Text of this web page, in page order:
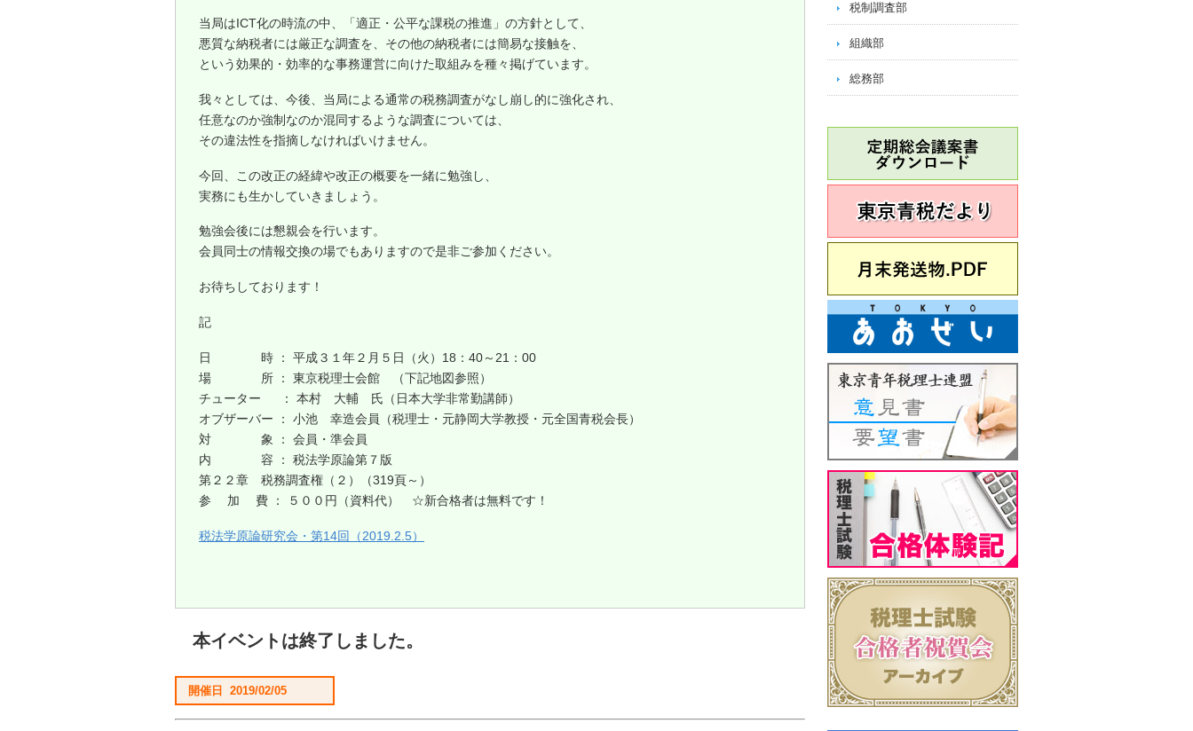
当局はICT化の時流の中、「適正・公平な課税の推進」の方針として、
悪質な納税者には厳正な調査を、その他の納税者には簡易な接触を、
という効果的・効率的な事務運営に向けた取組みを種々掲げています。
我々としては、今後、当局による通常の税務調査がなし崩し的に強化され、
任意なのか強制なのか混同するような調査については、
その違法性を指摘しなければいけません。
今回、この改正の経緯や改正の概要を一緒に勉強し、
実務にも生かしていきましょう。
勉強会後には懇親会を行います。
会員同士の情報交換の場でもありますので是非ご参加ください。
お待ちしております！
記
日 時 ： 平成３１年２月５日（火）18：40～21：00
場 所 ： 東京税理士会館 （下記地図参照）
チューター ： 本村 大輔 氏（日本大学非常勤講師）
オブザーバー ： 小池 幸造会員（税理士・元静岡大学教授・元全国青税会長）
対 象 ： 会員・準会員
内 容 ： 税法学原論第７版
第２２章 税務調査権（２）（319頁～）
参 加 費 ： ５００円（資料代） ☆新合格者は無料です！
税法学原論研究会・第14回（2019.2.5）
本イベントは終了しました。
開催日 2019/02/05
税制調査部
組織部
総務部